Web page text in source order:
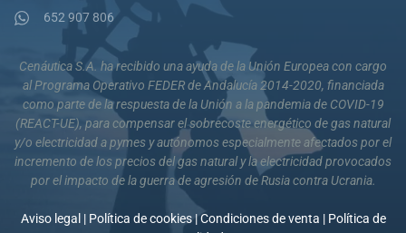
652 907 806
Cenáutica S.A. ha recibido una ayuda de la Unión Europea con cargo
al Programa Operativo FEDER de Andalucía 2014-2020, financiada
como parte de la respuesta de la Unión a la pandemia de COVID-19
(REACT-UE), para compensar el sobrecoste energético de gas natural
y/o electricidad a pymes y autónomos especialmente afectados por el
incremento de los precios del gas natural y la electricidad provocados
por el impacto de la guerra de agresión de Rusia contra Ucrania.
Aviso legal | Política de cookies|Condiciones de venta | Política de